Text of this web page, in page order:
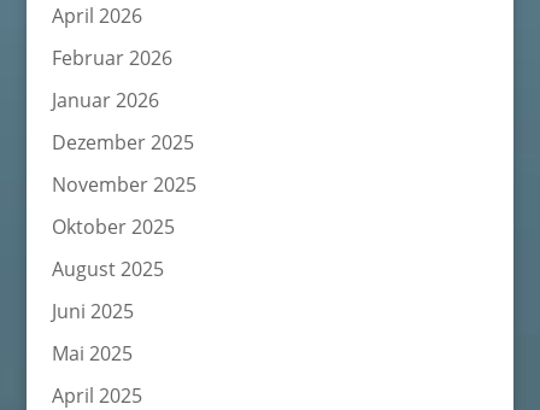
April 2026
Februar 2026
Januar 2026
Dezember 2025
November 2025
Oktober 2025
August 2025
Juni 2025
Mai 2025
April 2025